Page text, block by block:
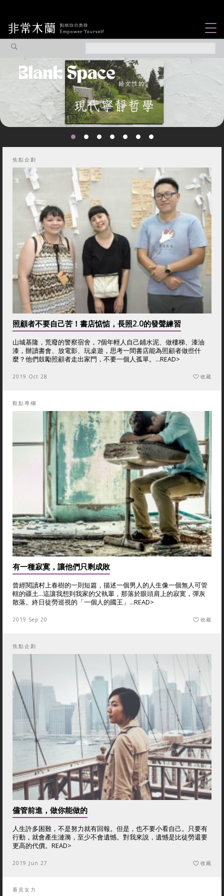
觀點專欄
焦點企劃
社會企業
認識我們
焦點企劃
照顧者不要自己苦！書店惦惦，長照2.0的發聲練習
山城基隆，荒廢的警察宿舍，7個年輕人自己鋪水泥、做樓梯、漆油
漆，辦讀書會、放電影、玩桌遊，思考一間書店能為照顧者做些什
麼？他們鼓勵照顧者走出家門，不要一個人孤單。...READ>
2019 Oct 28 收藏
觀點專欄
有一種寂寞，讓他們只剩成敗
曾經閱讀村上春樹的一則短篇，描述一個男人的人生像一個無人可管
轄的疆土...這讓我想到我家的父執輩，那落於眼頭肩上的寂寞，彈灰
散落。終日徒勞巡視的「一個人的國王」...READ>
2019 Sep 20 收藏
焦點企劃
儘管前進，做你能做的
人生許多困難，不是努力就有回報。但是，也不要小看自己。只要有
行動，就會產生漣漪，至少不會遺憾。對我來說，遺憾是比徒勞還要
更高的代價。 READ>
2019 Jun 27 收藏
看見女力